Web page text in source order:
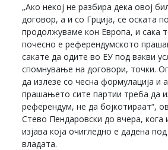
„Ако некој не разбира дека овој
договор, а и со Грција, се оската
продолжуваме кон Европа, и сака
почесно е референдумското
сакате да одите во ЕУ под вакви
спомнување на договори, точки.
да излезе со чесна формулација и
прашањето сите партии треба да
референдум, не да бојкотираат“,
Стево Пендаровски до вчера, кога
изјава која очигледно е дадена
владата.